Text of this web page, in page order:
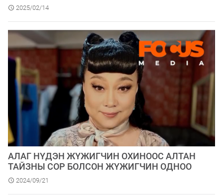
2025/02/14
АЛАГ НҮДЭН ЖҮЖИГЧИН ОХИНООС АЛТАН
ТАЙЗНЫ СОР БОЛСОН ЖҮЖИГЧИН ОДНОО
2024/09/21